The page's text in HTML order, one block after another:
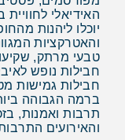
האידיאלי
יוכלו ליהנות
והאטרקציות
טבעי מרתק,
חבילות נופש
חבילות גמישות
ברמה הגבוהה
תרבות ואמנות,
והאירועים